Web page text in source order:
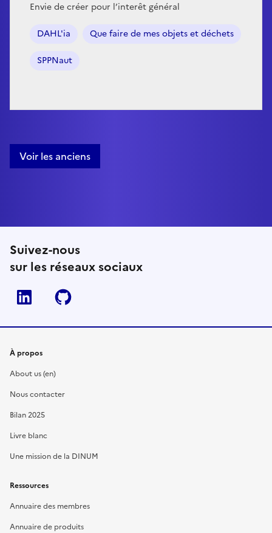
Envie de créer pour l’interêt général
DAHL'ia Que faire de mes objets et déchets
SPPNaut
Voir les anciens
Suivez-nous
sur les réseaux sociaux
Linkedin
À propos
About us (en)
Nous contacter
Bilan 2025
Livre blanc
Une mission de la DINUM
Ressources
Annuaire des membres
Annuaire de produits